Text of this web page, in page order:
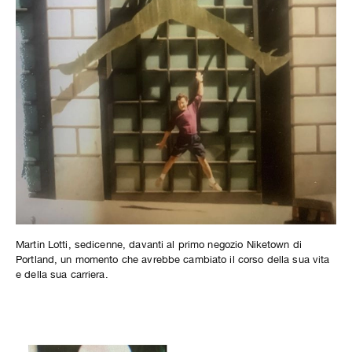
Martin Lotti, sedicenne, davanti al primo negozio Niketown di
Portland, un momento che avrebbe cambiato il corso della sua vita
e della sua carriera.